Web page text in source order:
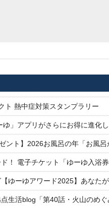
ト 熱中症対策スタンプラリー
ゆ」アプリがさらにお得に進化し
ント】2026お風呂の年「お風
！ 電子チケット「ゆーゆ入浴
ゆーゆアワード2025】あなた
生活blog「第40話・火山のめぐ